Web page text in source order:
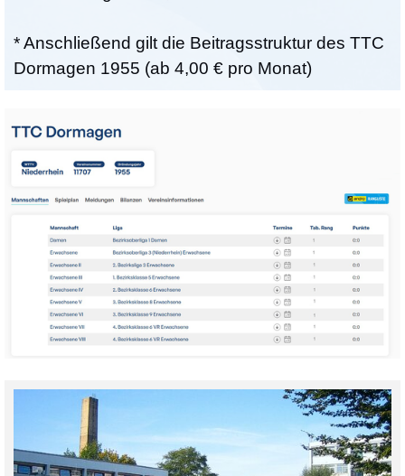
* Anschließend gilt die Beitragsstruktur des TTC
Dormagen 1955 (ab 4,00 € pro Monat)